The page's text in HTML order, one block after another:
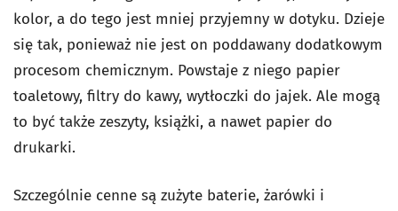
kolor, a do tego jest mniej przyjemny w dotyku. Dzieje
się tak, ponieważ nie jest on poddawany dodatkowym
procesom chemicznym. Powstaje z niego papier
toaletowy, filtry do kawy, wytłoczki do jajek. Ale mogą
to być także zeszyty, książki, a nawet papier do
drukarki.
Szczególnie cenne są zużyte baterie, żarówki i